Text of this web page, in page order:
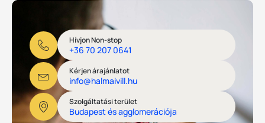
Hívjon Non-stop
+36 70 207 0641
Kérjen árajánlatot
info@halmaivill.hu
Szolgáltatási terület
Budapest és agglomerációja